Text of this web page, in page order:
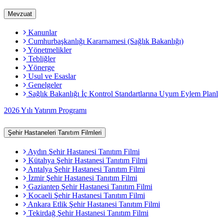
Mevzuat
Kanunlar
Cumhurbaşkanlığı Kararnamesi (Sağlık Bakanlığı)
Yönetmelikler
Tebliğler
Yönerge
Usul ve Esaslar
Genelgeler
Sağlık Bakanlığı İç Kontrol Standartlarına Uyum Eylem
2026 Yılı Yatırım Programı
Şehir Hastaneleri Tanıtım Filmleri
Aydın Şehir Hastanesi Tanıtım Filmi
Kütahya Şehir Hastanesi Tanıtım Filmi
Antalya Şehir Hastanesi Tanıtım Filmi
İzmir Şehir Hastanesi Tanıtım Filmi
Gaziantep Şehir Hastanesi Tanıtım Filmi
Kocaeli Şehir Hastanesi Tanıtım Filmi
Ankara Etlik Şehir Hastanesi Tanıtım Filmi
Tekirdağ Şehir Hastanesi Tanıtım Filmi